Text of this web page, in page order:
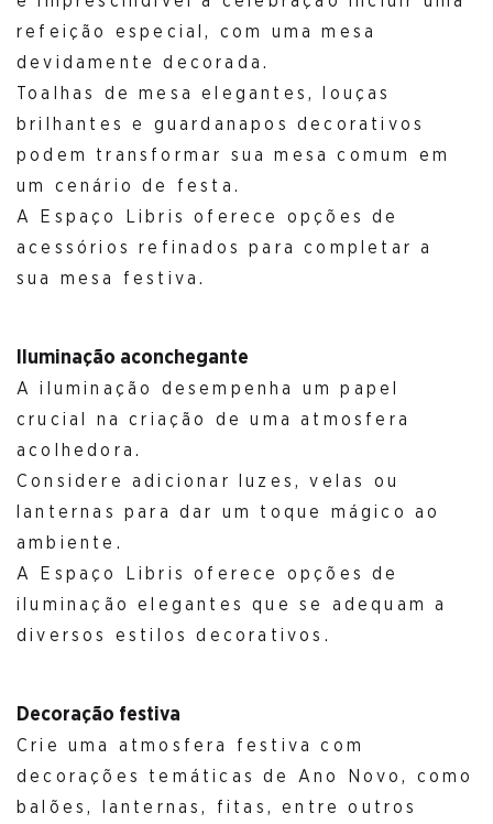
refeição especial, com uma mesa
devidamente decorada.
Toalhas de mesa elegantes, louças
brilhantes e guardanapos decorativos
podem transformar sua mesa comum em
um cenário de festa.
A Espaço Libris oferece opções de
acessórios refinados para completar a
sua mesa festiva.
Iluminação aconchegante
A iluminação desempenha um papel
crucial na criação de uma atmosfera
acolhedora.
Considere adicionar luzes, velas ou
lanternas para dar um toque mágico ao
ambiente.
A Espaço Libris oferece opções de
iluminação elegantes que se adequam a
diversos estilos decorativos.
Decoração festiva
Crie uma atmosfera festiva com
decorações temáticas de Ano Novo, como
balões, lanternas, fitas, entre outros